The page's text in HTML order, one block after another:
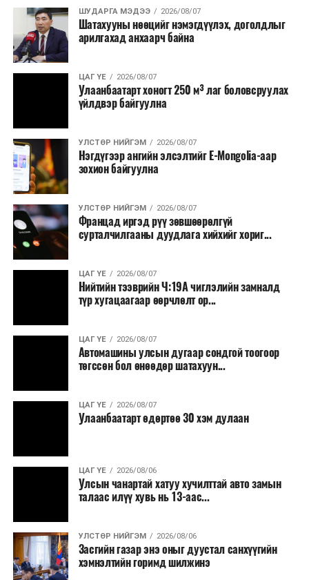
ШУДАРГА МЭДЭЭ 2026/08/07
Шатахууны нөөцийг нэмэгдүүлэх, доголдлыг
арилгахад анхаарч байна
ЦАГ ҮЕ 2026/08/07
Улаанбаатарт хоногт 250 м³ лаг боловсруулах
үйлдвэр байгуулна
УЛСТӨР НИЙГЭМ 2026/08/07
Нэгдүгээр ангийн элсэлтийг E-Mongolia-аар
зохион байгуулна
УЛСТӨР НИЙГЭМ 2026/08/07
Францад иргэд рүү зөвшөөрөлгүй
сурталчилгааны дуудлага хийхийг хориг...
ЦАГ ҮЕ 2026/08/07
Нийтийн тээврийн Ч:19А чиглэлийн замналд
түр хугацаагаар өөрчлөлт ор...
ЦАГ ҮЕ 2026/08/07
Автомашины улсын дугаар сондгой тоогоор
төгссөн бол өнөөдөр шатахуун...
ЦАГ ҮЕ 2026/08/07
Улаанбаатарт өдөртөө 30 хэм дулаан
ЦАГ ҮЕ 2026/08/06
Улсын чанартай хатуу хучилттай авто замын
талаас илүү хувь нь 13-аас...
УЛСТӨР НИЙГЭМ 2026/08/06
Засгийн газар энэ оныг дуустал санхүүгийн
хэмнэлтийн горимд шилжинэ